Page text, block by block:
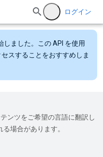
ログイン
しました。この API を使用
スすることをおすすめしま
ンツをご希望の言語に翻訳し
場合があります。